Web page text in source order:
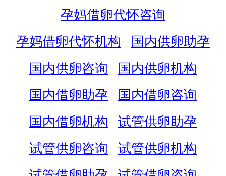
孕妈借卵代怀咨询
孕妈借卵代怀机构
国内供卵助孕
国内供卵咨询
国内供卵机构
国内借卵助孕
国内借卵咨询
国内借卵机构
试管供卵助孕
试管供卵咨询
试管供卵机构